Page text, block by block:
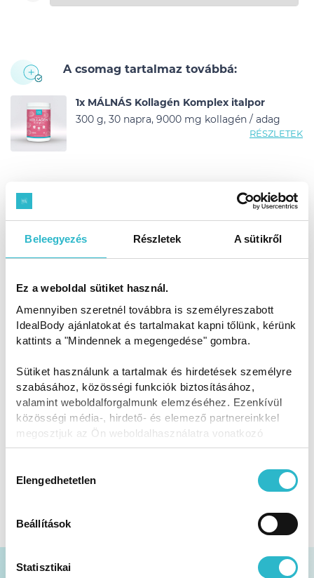
Beleegyezés Részletek A sütikről
Ez a weboldal sütiket használ.
Amennyiben szeretnél továbbra is személyreszabott
IdealBody ajánlatokat és tartalmakat kapni tőlünk, kérünk
kattints a "Mindennek a megengedése" gombra.
Sütiket használunk a tartalmak és hirdetések személyre
szabásához, közösségi funkciók biztosításához,
valamint weboldalforgalmunk elemzéséhez. Ezenkívül
közösségi média-, hirdető- és elemező partnereinkkel
megosztjuk az Ön weboldalhasználatra vonatkozó
adatait, akik kombinálhatják az adatokat más olyan
Ön által használt más szolgáltatásokból gyűjtöttek.
kiválasztása
Elengedhetetlen
Beállítások
Statisztikai
A csomag tartalmaz továbbá:
1x MÁLNÁS Kollagén Komplex italpor
300 g, 30 napra, 9000 mg kollagén / adag
RÉSZLETEK
Miért fogod szeretni
Így használd
Összetevők
Azért, hogy a fogyás folyamata alatt is
megőrizd bőröd szépségét és ízületeid egészségét, a
kollagén komplex italporral egészítettük ki. A benne
lévőcsipkebogyó és az acai bogyó kivonatszuper
immunerősítők, csakúgy, mint aC-, D- és K2
vitaminok, amelyek azért kerülnek a kollagén
italodba, mert szerintünk a szépség mellé egészség is
jár!